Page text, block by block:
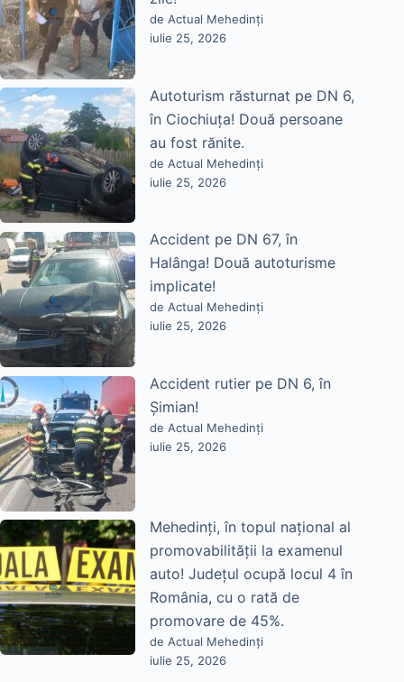
de Actual Mehedinți
iulie 25, 2026
Autoturism răsturnat pe DN 6,
în Ciochiuța! Două persoane
au fost rănite.
de Actual Mehedinți
iulie 25, 2026
Accident pe DN 67, în
Halânga! Două autoturisme
implicate!
de Actual Mehedinți
iulie 25, 2026
Accident rutier pe DN 6, în
Șimian!
de Actual Mehedinți
iulie 25, 2026
Mehedinți, în topul național al
promovabilității la examenul
auto! Județul ocupă locul 4 în
România, cu o rată de
promovare de 45%.
de Actual Mehedinți
iulie 25, 2026